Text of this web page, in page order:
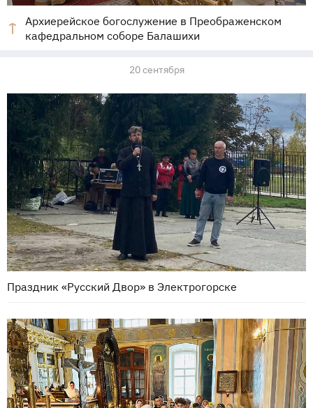
Архиерейское богослужение в Преображенском
кафедральном соборе Балашихи
20 сентября
Праздник «Русский Двор» в Электрогорске